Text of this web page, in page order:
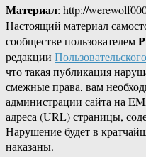
Материал: http://
Настоящий материал
сообществе пользователем
редакции
что такая публикация
смежные права, вам
администрации сайта на
адреса (URL) страницы,
Нарушение будет в
наказаны.